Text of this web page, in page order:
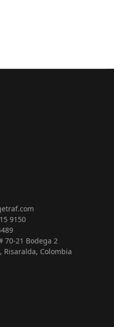
9150
70-21 Bodega 2
Risaralda, Colombia